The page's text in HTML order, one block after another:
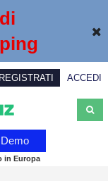
REGISTRATI ACCEDI
in Europa